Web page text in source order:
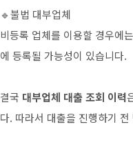
🔹불법 대부업체
비등록 업체를 이용할 경우에
에 등록될 가능성이 있습니다.
결국 대부업체 대출 조회 이력
다. 따라서 대출을 진행하기